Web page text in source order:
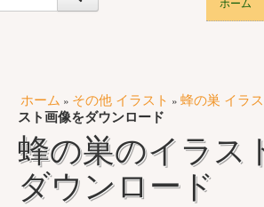
ホーム » その他 イラスト » 蜂の巣 イラ
スト画像をダウンロード
蜂の巣のイラス
ダウンロード